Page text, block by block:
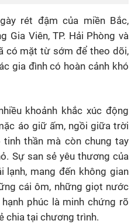
rét đậm của miền Bắc,
Gia Viên, TP. Hải Phòng và
có mặt từ sớm để theo dõi,
gia đình có hoàn cảnh khó
khoảnh khắc xúc động
áo giữ ấm, ngồi giữa trời
tinh thần mà còn chung tay
Sự san sẻ yêu thương của
lạnh, mang đến không gian
cái ôm, những giọt nước
phúc là minh chứng rõ
chia tại chương trình.